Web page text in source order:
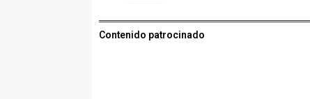
Contenido patrocinado